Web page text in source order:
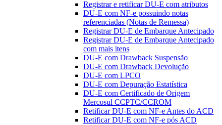
Registrar e retificar DU-E com atributos
DU-E com NF-e possuindo notas
referenciadas (Notas de Remessa)
Registrar DU-E de Embarque Antecipado
Registrar DU-E de Embarque Antecipado
com mais itens
DU-E com Drawback Suspensão
DU-E com Drawback Devolução
DU-E com LPCO
DU-E com Depuração Estatística
DU-E com Certificado de Origem
Mercosul CCPTC/CCROM
Retificar DU-E com NF-e Antes do ACD
Retificar DU-E com NF-e pós ACD